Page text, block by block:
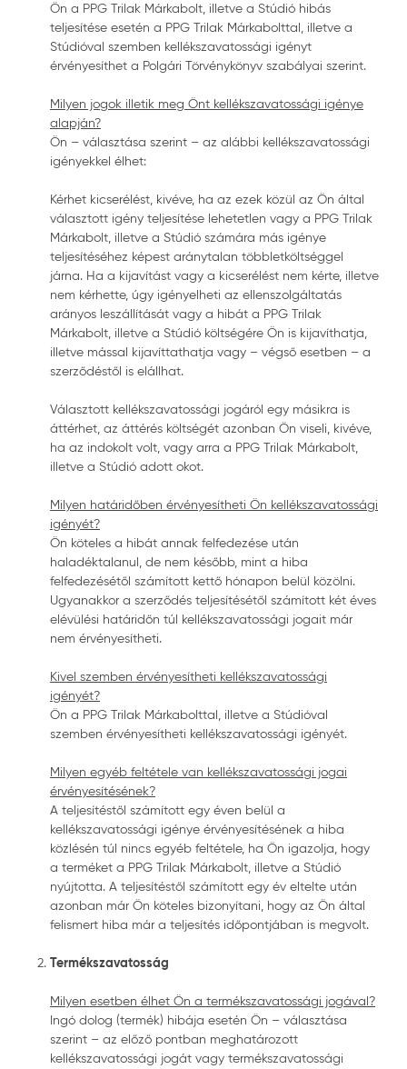
Ön a PPG Trilak Márkabolt, illetve a Stúdió hibás
teljesítése esetén a PPG Trilak Márkabolttal, illetve a
Stúdióval szemben kellékszavatossági igényt
érvényesíthet a Polgári Törvénykönyv szabályai szerint.
Milyen jogok illetik meg Önt kellékszavatossági igénye
alapján?
Ön – választása szerint – az alábbi kellékszavatossági
igényekkel élhet:
Kérhet kicserélést, kivéve, ha az ezek közül az Ön által
választott igény teljesítése lehetetlen vagy a PPG Trilak
Márkabolt, illetve a Stúdió számára más igénye
teljesítéséhez képest aránytalan többletköltséggel
járna. Ha a kijavítást vagy a kicserélést nem kérte, illetve
nem kérhette, úgy igényelheti az ellenszolgáltatás
arányos leszállítását vagy a hibát a PPG Trilak
Márkabolt, illetve a Stúdió költségére Ön is kijavíthatja,
illetve mással kijavíttathatja vagy – végső esetben – a
szerződéstől is elállhat.
Választott kellékszavatossági jogáról egy másikra is
áttérhet, az áttérés költségét azonban Ön viseli, kivéve,
ha az indokolt volt, vagy arra a PPG Trilak Márkabolt,
illetve a Stúdió adott okot.
Milyen határidőben érvényesítheti Ön kellékszavatossági
igényét?
Ön köteles a hibát annak felfedezése után
haladéktalanul, de nem később, mint a hiba
felfedezésétől számított kettő hónapon belül közölni.
Ugyanakkor a szerződés teljesítésétől számított két éves
elévülési határidőn túl kellékszavatossági jogait már
nem érvényesítheti.
Kivel szemben érvényesítheti kellékszavatossági
igényét?
Ön a PPG Trilak Márkabolttal, illetve a Stúdióval
szemben érvényesítheti kellékszavatossági igényét.
Milyen egyéb feltétele van kellékszavatossági jogai
érvényesítésének?
A teljesítéstől számított egy éven belül a
kellékszavatossági igénye érvényesítésének a hiba
közlésén túl nincs egyéb feltétele, ha Ön igazolja, hogy
a terméket a PPG Trilak Márkabolt, illetve a Stúdió
nyújtotta. A teljesítéstől számított egy év eltelte után
azonban már Ön köteles bizonyítani, hogy az Ön által
felismert hiba már a teljesítés időpontjában is megvolt.
Termékszavatosság
Milyen esetben élhet Ön a termékszavatossági jogával?
Ingó dolog (termék) hibája esetén Ön – választása
szerint – az előző pontban meghatározott
kellékszavatossági jogát vagy termékszavatossági